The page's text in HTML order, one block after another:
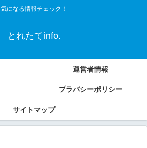
気になる情報チェック！
とれたてinfo.
運営者情報
プラバシーポリシー
サイトマップ